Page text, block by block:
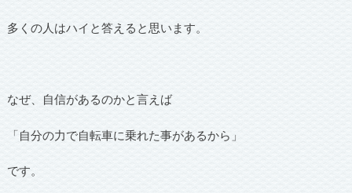
多くの人はハイと答えると思います。
なぜ、自信があるのかと言えば
「自分の力で自転車に乗れた事があるから」
です。